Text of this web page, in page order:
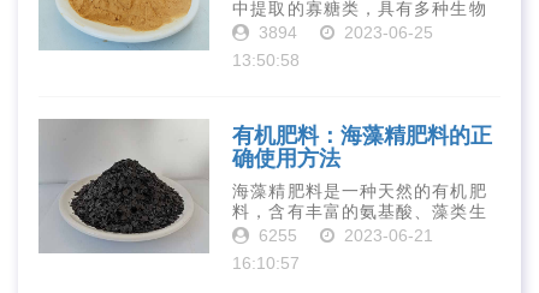
中提取的寡糖类，具有多种生物
活性和营养价值。在农业生产
是作为一种新型的有机肥料，壳
3894
2023-06-25
13:50:58
有机肥料：海藻精肥料的正
确使用方法
海藻精肥料是一种天然的有机肥
料，含有丰富的氨基酸、藻类生
长素、维生素、微量元素、蛋白
力、促进植物生长、增强植物抗
6255
2023-06-21
16:10:57